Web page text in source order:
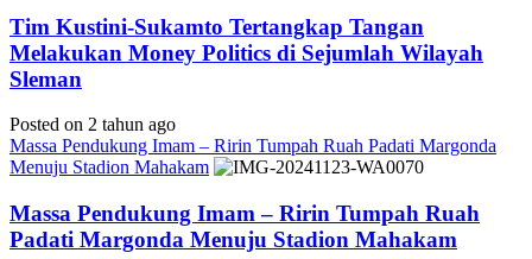
Tim Kustini-Sukamto Tertangkap Tangan
Melakukan Money Politics di Sejumlah Wilayah
Sleman
Posted on 2 tahun ago
Massa Pendukung Imam – Ririn Tumpah Ruah Padati Margonda
Menuju Stadion Mahakam
Massa Pendukung Imam – Ririn Tumpah Ruah
Padati Margonda Menuju Stadion Mahakam